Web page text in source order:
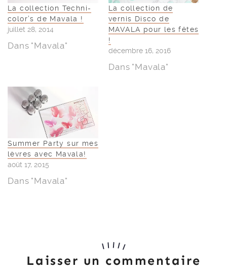
La collection Techni-
color’s de Mavala !
juillet 28, 2014
Dans "Mavala"
La collection de
vernis Disco de
MAVALA pour les fêtes
!
décembre 16, 2016
Dans "Mavala"
Summer Party sur mes
lèvres avec Mavala!
août 17, 2015
Dans "Mavala"
Laisser un commentaire